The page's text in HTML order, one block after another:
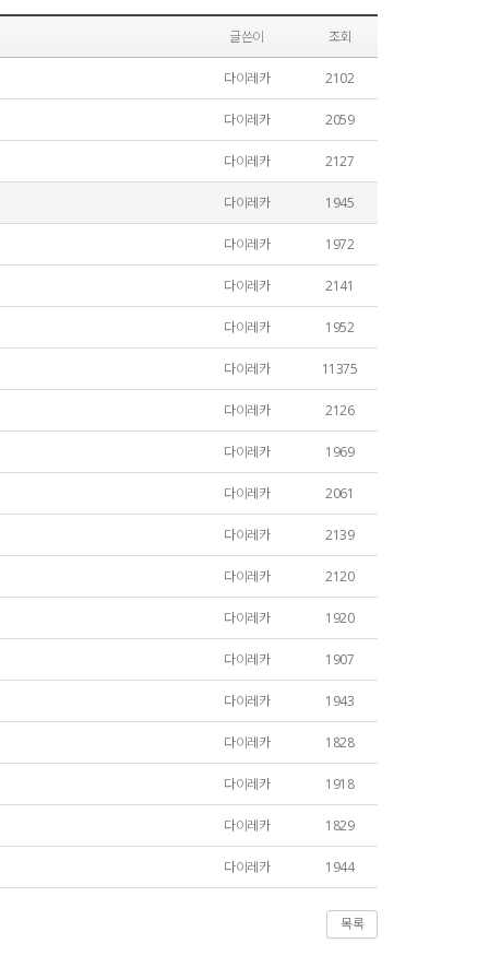
글쓴이 조회
다이레카 2102
다이레카 2059
다이레카 2127
다이레카 1945
다이레카 1972
다이레카 2141
다이레카 1952
다이레카 11375
다이레카 2126
다이레카 1969
다이레카 2061
다이레카 2139
다이레카 2120
다이레카 1920
다이레카 1907
다이레카 1943
다이레카 1828
다이레카 1918
다이레카 1829
다이레카 1944
목록